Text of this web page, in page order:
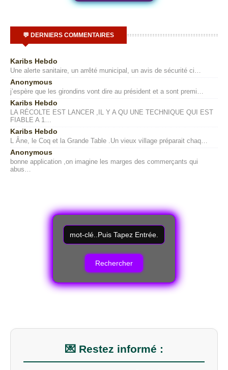
💬 DERNIERS COMMENTAIRES
Karibs Hebdo
Une alerte sanitaire, un arrêté municipal, un avis de sécurité ci…
Anonymous
j’espère que les girondins vont dire au président et a sont premi…
Karibs Hebdo
LA RÉCOLTE EST LANCER ,IL Y A QU UNE TECHNIQUE QUI EST
FIABLE A 1…
Karibs Hebdo
L Âne, le Coq et la Grande Table .Un vieux village préparait chaq…
Anonymous
bonne application ,on imagine les marges des commerçants qui
abus…
R
e
c
m
o
t
💌 Restez informé :